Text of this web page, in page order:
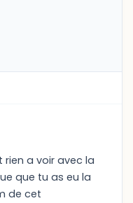
rien a voir avec la
que tu as eu la
de cet